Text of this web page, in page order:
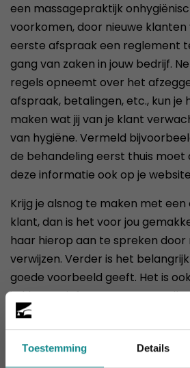
Toestemming Details
een massagepraktijk
voorkomen, door nieuwe
eerste afspraak een reglement
gang van zaken in jouw bedrijf.
regels opneemt over het
afspraak, betalingen, etc., kun je
maken wat jij van je klant
van hygiëne. Vermeld
de behandeling eerst thuis moet
deze informatie ook op je
Krijg je alsnog te maken met een
klant, dan is het voor jou
haar hierop aan te spreken door
verwijzen. Verder is het
goede voorbeeld geeft. Het is
je klant te informeren over welke
hygiënemaatregelen jij neemt
van je werkzaamheden.
bewustzijn van mensen over het